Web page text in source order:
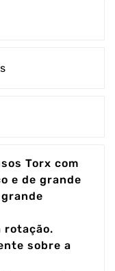
Torx com
e de grande
rotação.
sobre a